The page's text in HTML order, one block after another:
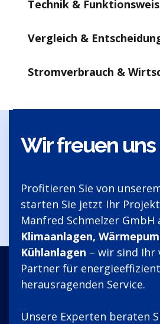
Technik &
Vergleich &
Stromverbrauch &
Wir freuen uns
Profitieren Sie von
starten Sie jetzt Ihr
Manfred Schmelzer GmbH
Klimaanlagen,
Kühlanlagen – wir sind Ihr
Partner für
herausragenden Service.
Unsere Experten beraten